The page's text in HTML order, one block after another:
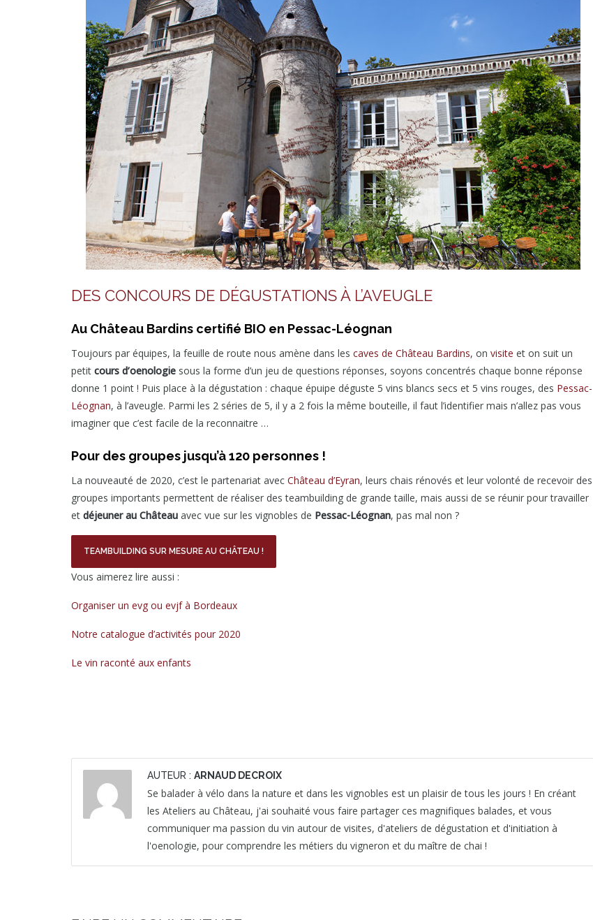
DES CONCOURS DE DÉGUSTATIONS À L’AVEUGLE
Au Château Bardins certifié BIO en Pessac-Léognan
Toujours par équipes, la feuille de route nous amène dans les caves de Château Bardins, on visite et on suit un
petit cours d’oenologie sous la forme d’un jeu de questions réponses, soyons concentrés chaque bonne réponse
donne 1 point ! Puis place à la dégustation : chaque épuipe déguste 5 vins blancs secs et 5 vins rouges, des Pessac-
Léognan, à l’aveugle. Parmi les 2 séries de 5, il y a 2 fois la même bouteille, il faut l’identifier mais n’allez pas vous
imaginer que c’est facile de la reconnaitre …
Pour des groupes jusqu’à 120 personnes !
La nouveauté de 2020, c’est le partenariat avec Château d’Eyran, leurs chais rénovés et leur volonté de recevoir des
groupes importants permettent de réaliser des teambuilding de grande taille, mais aussi de se réunir pour travailler
et déjeuner au Château avec vue sur les vignobles de Pessac-Léognan, pas mal non ?
TEAMBUILDING SUR MESURE AU CHÂTEAU !
Vous aimerez lire aussi :
Organiser un evg ou evjf à Bordeaux
Notre catalogue d’activités pour 2020
Le vin raconté aux enfants
AUTEUR : ARNAUD DECROIX
Se balader à vélo dans la nature et dans les vignobles est un plaisir de tous les jours ! En créant
les Ateliers au Château, j'ai souhaité vous faire partager ces magnifiques balades, et vous
communiquer ma passion du vin autour de visites, d'ateliers de dégustation et d'initiation à
l'oenologie, pour comprendre les métiers du vigneron et du maître de chai !